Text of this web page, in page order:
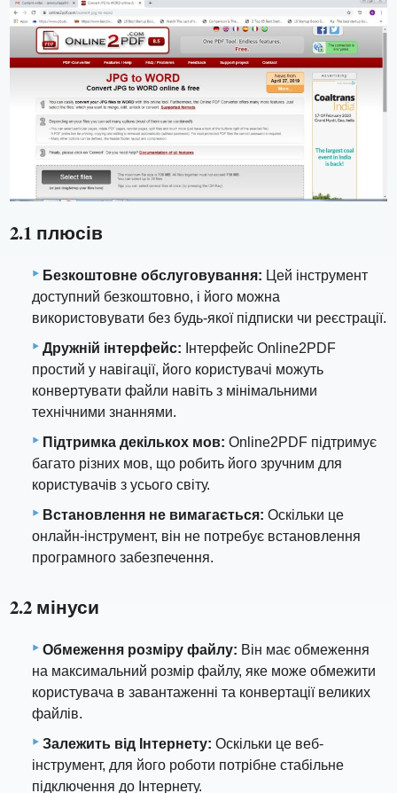
2.1 плюсів
Безкоштовне обслуговування: Цей інструмент
доступний безкоштовно, і його можна
використовувати без будь-якої підписки чи реєстрації.
Дружній інтерфейс: Інтерфейс Online2PDF
простий у навігації, його користувачі можуть
конвертувати файли навіть з мінімальними
технічними знаннями.
Підтримка декількох мов: Online2PDF підтримує
багато різних мов, що робить його зручним для
користувачів з усього світу.
Встановлення не вимагається: Оскільки це
онлайн-інструмент, він не потребує встановлення
програмного забезпечення.
2.2 мінуси
Обмеження розміру файлу: Він має обмеження
на максимальний розмір файлу, яке може обмежити
користувача в завантаженні та конвертації великих
файлів.
Залежить від Інтернету: Оскільки це веб-
інструмент, для його роботи потрібне стабільне
підключення до Інтернету.